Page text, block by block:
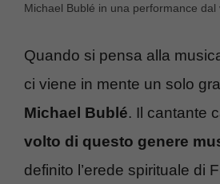
Michael Bublé in una performance dal
Quando si pensa alla
ci viene in mente un solo
Michael Bublé. Il cantante
volto di questo genere
definito l’erede spirituale di